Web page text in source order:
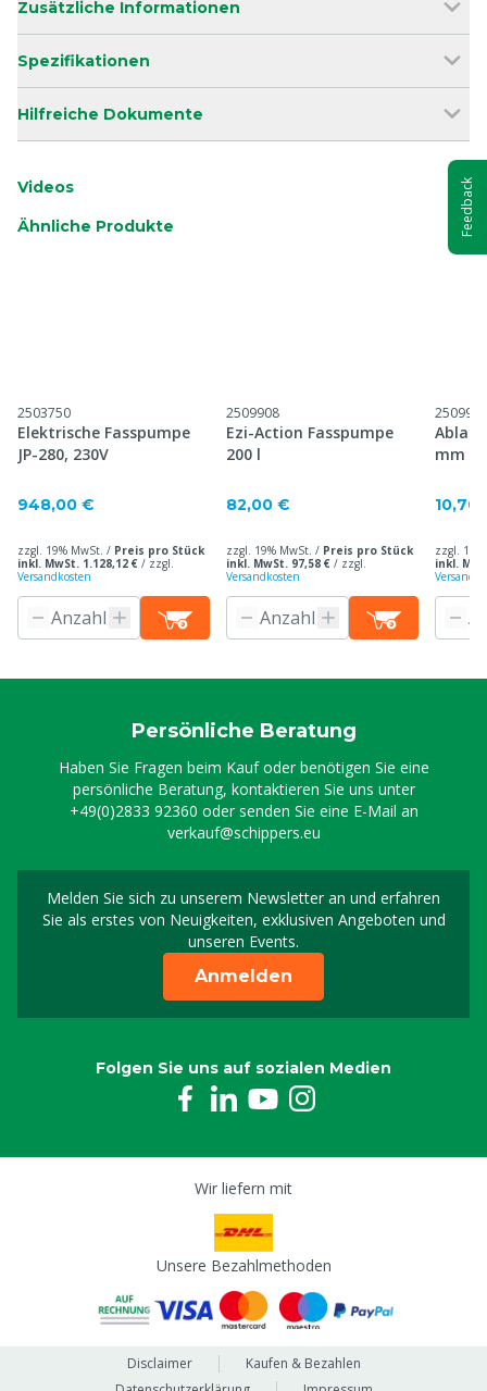
Zusätzliche Informationen
Spezifikationen
Hilfreiche Dokumente
Videos
Ähnliche Produkte
2503750
Elektrische Fasspumpe
JP-280, 230V
948,00 €
zzgl. 19% MwSt. / Preis pro Stück
inkl. MwSt. 1.128,12 € / zzgl.
Versandkosten
2509908
Ezi-Action Fasspumpe
200 l
82,00 €
zzgl. 19% MwSt. / Preis pro Stück
inkl. MwSt. 97,58 € / zzgl.
Versandkosten
2509957
mm
10,70
zzgl.
inkl.
Persönliche Beratung
Haben Sie Fragen beim Kauf oder benötigen Sie eine
persönliche Beratung, kontaktieren Sie uns unter
+49(0)2833 92360 oder senden Sie eine E-Mail an
verkauf@schippers.eu
Melden Sie sich zu unserem Newsletter an und erfahren
Sie als erstes von Neuigkeiten, exklusiven Angeboten und
unseren Events.
Melden Sie sich für
Anmelden
Folgen Sie uns auf sozialen Medien
Wir liefern mit
Unsere Bezahlmethoden
Disclaimer
Kaufen & Bezahlen
Feedback